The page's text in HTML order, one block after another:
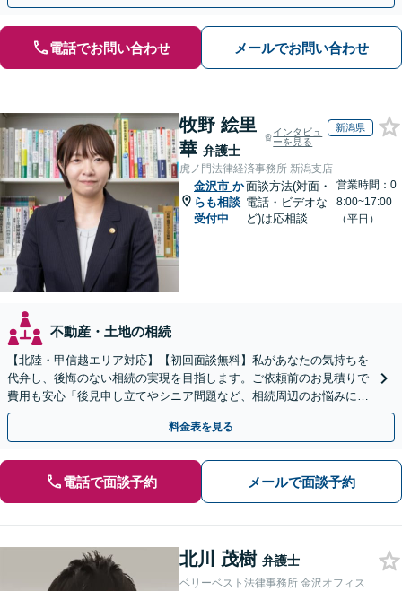
電話でお問い合わせ メールでお問い合わせ
牧野 絵里
華 弁護士
インタビュ
ーを見る
新潟県
虎ノ門法律経済事務所 新潟支店
金沢市 か
らも相談
受付中
面談方法(対面・
電話・ビデオな
ど)は応相談
営業時間：0
8:00~17:00
（平日）
不動産・土地の相続
【北陸・甲信越エリア対応】【初回面談無料】私があなたの気持ちを
代弁し、後悔のない相続の実現を目指します。ご依頼前のお見積りで
費用も安心「後見申し立てやシニア問題など、相続周辺のお悩みにも
対処可能」【WEB面談対応】
料金表を見る
電話で面談予約 メールで面談予約
北川 茂樹 弁護士
ベリーベスト法律事務所 金沢オフィス